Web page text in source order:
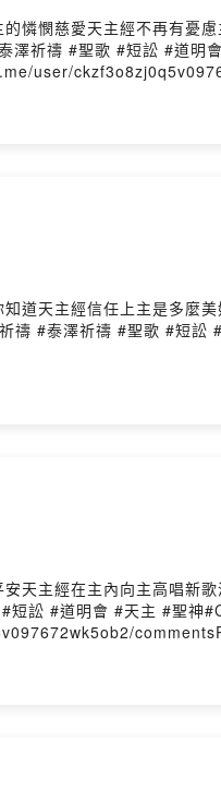
憐憫慈愛天主經不再有憂
澤祈禱 #聖歌 #短訟 #道
user/
道天主經信任上主是多麼
禱 #泰澤祈禱 #聖歌 #短
主經在主內向主高唱新
#短訟 #道明會 #天主 #聖